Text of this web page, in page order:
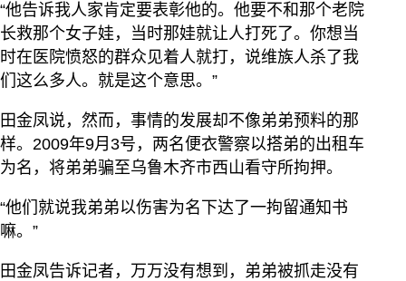
“他告诉我人家肯定要表彰他的。他要不和那个老院
长救那个女子娃，当时那娃就让人打死了。你想当
时在医院愤怒的群众见着人就打，说维族人杀了我
们这么多人。就是这个意思。”
田金凤说，然而，事情的发展却不像弟弟预料的那
样。2009年9月3号，两名便衣警察以搭弟的出租车
为名，将弟弟骗至乌鲁木齐市西山看守所拘押。
“他们就说我弟弟以伤害为名下达了一拘留通知书
嘛。”
田金凤告诉记者，万万没有想到，弟弟被抓走没有